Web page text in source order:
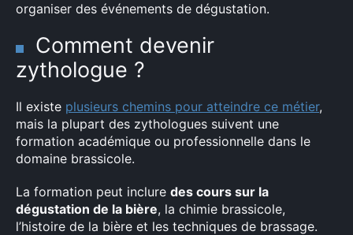
organiser des événements de dégustation.
Comment devenir
zythologue ?
Il existe plusieurs chemins pour atteindre ce métier,
mais la plupart des zythologues suivent une
formation académique ou professionnelle dans le
domaine brassicole.
La formation peut inclure des cours sur la
dégustation de la bière, la chimie brassicole,
l’histoire de la bière et les techniques de brassage.